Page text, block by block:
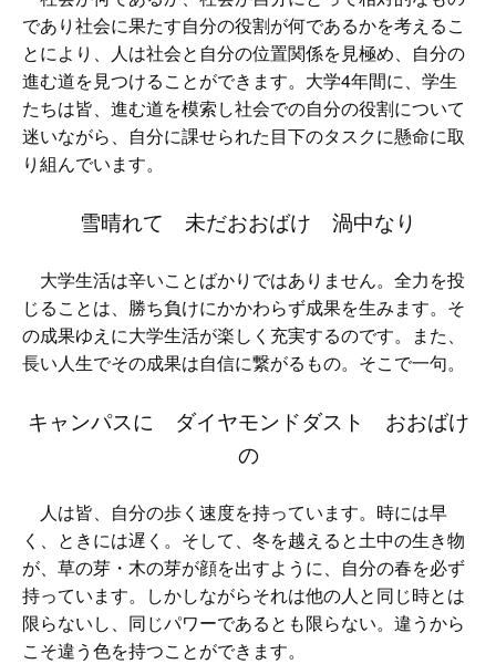
であり社会に果たす自分の役割が何であるかを考えるこ
とにより、人は社会と自分の位置関係を見極め、自分の
進む道を見つけることができます。大学4年間に、学生
たちは皆、進む道を模索し社会での自分の役割について
迷いながら、自分に課せられた目下のタスクに懸命に取
り組んでいます。
雪晴れて 未だおおばけ 渦中なり
大学生活は辛いことばかりではありません。全力を投
じることは、勝ち負けにかかわらず成果を生みます。そ
の成果ゆえに大学生活が楽しく充実するのです。また、
長い人生でその成果は自信に繋がるもの。そこで一句。
キャンパスに ダイヤモンドダスト おおばけ
の
人は皆、自分の歩く速度を持っています。時には早
く、ときには遅く。そして、冬を越えると土中の生き物
が、草の芽・木の芽が顔を出すように、自分の春を必ず
持っています。しかしながらそれは他の人と同じ時とは
限らないし、同じパワーであるとも限らない。違うから
こそ違う色を持つことができます。